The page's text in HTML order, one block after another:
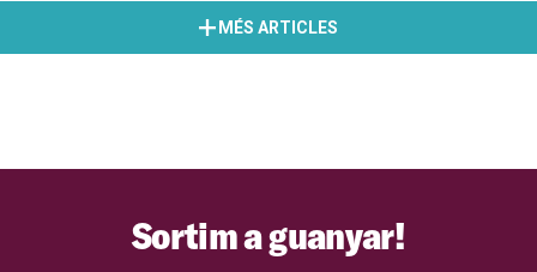
MÉS ARTICLES
Sortim a guanyar!